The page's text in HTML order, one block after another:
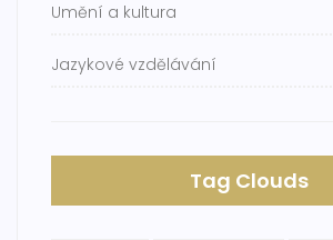
Umění a kultura
Jazykové vzdělávání
Tag Clouds